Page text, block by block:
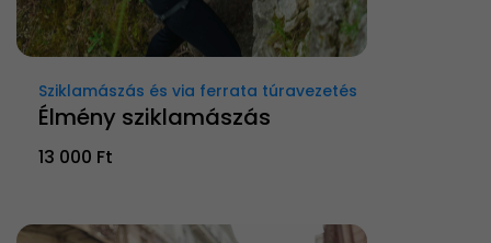
Sziklamászás és via ferrata túravezetés
Élmény sziklamászás
13 000 Ft